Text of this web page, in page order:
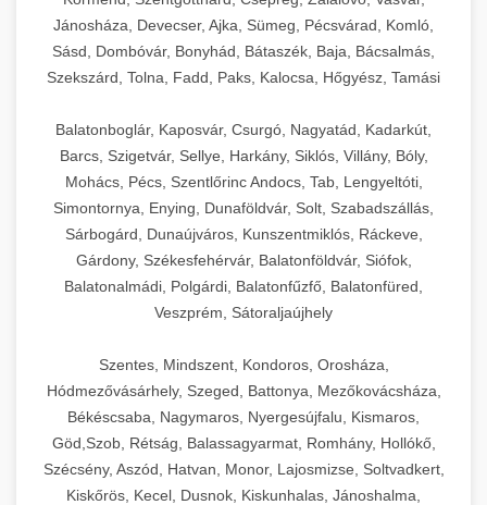
Jánosháza, Devecser, Ajka, Sümeg, Pécsvárad, Komló,
Sásd, Dombóvár, Bonyhád, Bátaszék, Baja, Bácsalmás,
Szekszárd, Tolna, Fadd, Paks, Kalocsa, Hőgyész, Tamási
Balatonboglár, Kaposvár, Csurgó, Nagyatád, Kadarkút,
Barcs, Szigetvár, Sellye, Harkány, Siklós, Villány, Bóly,
Mohács, Pécs, Szentlőrinc Andocs, Tab, Lengyeltóti,
Simontornya, Enying, Dunaföldvár, Solt, Szabadszállás,
Sárbogárd, Dunaújváros, Kunszentmiklós, Ráckeve,
Gárdony, Székesfehérvár, Balatonföldvár, Siófok,
Balatonalmádi, Polgárdi, Balatonfűzfő, Balatonfüred,
Veszprém, Sátoraljaújhely
Szentes, Mindszent, Kondoros, Orosháza,
Hódmezővásárhely, Szeged, Battonya, Mezőkovácsháza,
Békéscsaba, Nagymaros, Nyergesújfalu, Kismaros,
Göd,Szob, Rétság, Balassagyarmat, Romhány, Hollókő,
Szécsény, Aszód, Hatvan, Monor, Lajosmizse, Soltvadkert,
Kiskőrös, Kecel, Dusnok, Kiskunhalas, Jánoshalma,